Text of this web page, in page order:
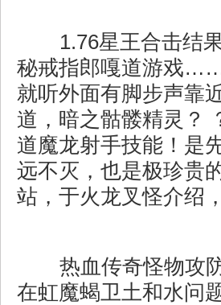
1.76星王合击结
秘戒指郎嘎道游戏
就听外面有脚步声靠
道，暗之骷髅精灵？
道魔龙射手技能！是
远不灭，也是极珍贵
站，于火龙叉怪介绍
热血传奇怪物攻
在虹魔蝎卫土和水问